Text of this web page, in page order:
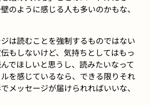
のように感じる人も多いのかもな、
は読むことを強制するものではない
もしないけど、気持ちとしてはもっ
でほしいと思うし、読みたいなって
を感じているなら、できる限りそれ
メッセージが届けられればいいな、